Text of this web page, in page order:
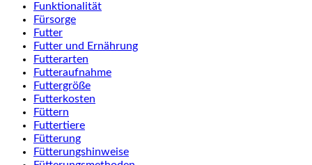
Funktionalität
Fürsorge
Futter
Futter und Ernährung
Futterarten
Futteraufnahme
Futtergröße
Futterkosten
Füttern
Futtertiere
Fütterung
Fütterungshinweise